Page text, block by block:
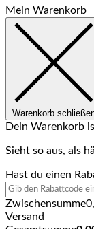
Mein Warenkorb
Warenkorb
Dein Warenkorb
Sieht so aus, als
Hast du einen
Zwischensumme
Versand